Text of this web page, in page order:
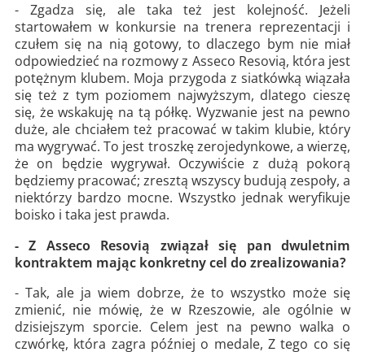
- Zgadza się, ale taka też jest kolejność. Jeżeli
startowałem w konkursie na trenera reprezentacji i
czułem się na nią gotowy, to dlaczego bym nie miał
odpowiedzieć na rozmowy z Asseco Resovią, która jest
potężnym klubem. Moja przygoda z siatkówką wiązała
się też z tym poziomem najwyższym, dlatego cieszę
się, że wskakuję na tą półkę. Wyzwanie jest na pewno
duże, ale chciałem też pracować w takim klubie, który
ma wygrywać. To jest troszkę zerojedynkowe, a wierzę,
że on będzie wygrywał. Oczywiście z dużą pokorą
będziemy pracować; zresztą wszyscy budują zespoły, a
niektórzy bardzo mocne. Wszystko jednak weryfikuje
boisko i taka jest prawda.
- Z Asseco Resovią związał się pan dwuletnim
kontraktem mając konkretny cel do zrealizowania?
- Tak, ale ja wiem dobrze, że to wszystko może się
zmienić, nie mówię, że w Rzeszowie, ale ogólnie w
dzisiejszym sporcie. Celem jest na pewno walka o
czwórkę, która zagra później o medale, Z tego co się